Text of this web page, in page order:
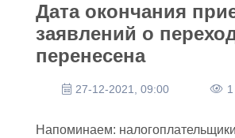
Дата окончания
заявлений о
перенесена
27-12-2021, 09:00
Напоминаем: